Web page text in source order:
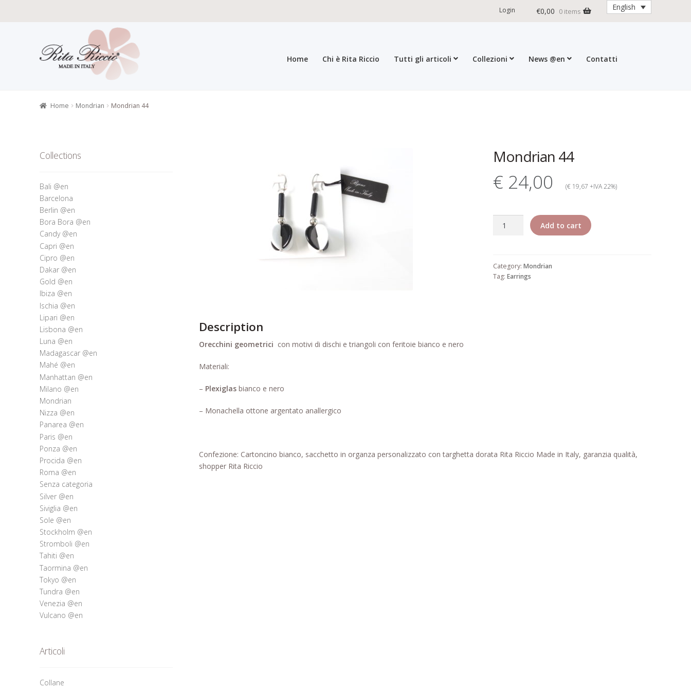
Login €0,00 0 items English
to
navigation
to
content
Home Chi è Rita Riccio Tutti gli articoli Collezioni News @en
Contatti
Home Mondrian Mondrian 44
Mondrian 44
€ 24,00 (€ 19,67 +IVA 22%)
Add to cart
Category:Mondrian
Tag:Earrings
Description
Orecchini geometrici con motivi di dischi e triangoli con feritoie bianco e nero
Materiali:
– Plexiglas bianco e nero
– Monachella ottone argentato anallergico
Confezione: Cartoncino bianco, sacchetto in organza personalizzato con targhetta dorata Rita Riccio Made in Italy, garanzia qualità,
shopper Rita Riccio
Collections
Bali @en
Barcelona
Berlin @en
Bora Bora @en
Candy @en
Capri @en
Cipro @en
Dakar @en
Gold @en
Ibiza @en
Ischia @en
Lipari @en
Lisbona @en
Luna @en
Madagascar @en
Mahé @en
Manhattan @en
Milano @en
Mondrian
Nizza @en
Panarea @en
Paris @en
Ponza @en
Procida @en
Roma @en
Senza categoria
Silver @en
Siviglia @en
Sole @en
Stockholm @en
Stromboli @en
Tahiti @en
Taormina @en
Tokyo @en
Tundra @en
Venezia @en
Vulcano @en
Articoli
Collane